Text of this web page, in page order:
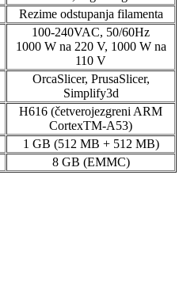
Rezime odstupanja filamenta
100-240VAC, 50/60Hz
1000 W na 220 V, 1000 W na
110 V
OrcaSlicer, PrusaSlicer,
Simplify3d
H616 (četverojezgreni ARM
CortexTM-A53)
1 GB (512 MB + 512 MB)
8 GB (EMMC)